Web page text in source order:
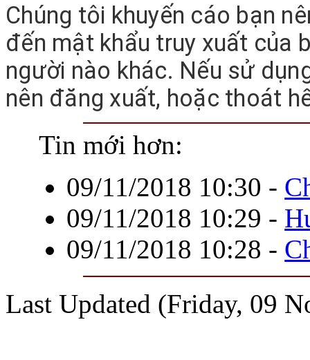
Chúng tôi khuyến cáo bạn
đến mật khẩu truy xuất của
người nào khác. Nếu sử
nên đăng xuất, hoặc thoát
Tin mới hơn:
09/11/2018 10:30 -
09/11/2018 10:29 -
09/11/2018 10:28 -
Last Updated (Friday, 09